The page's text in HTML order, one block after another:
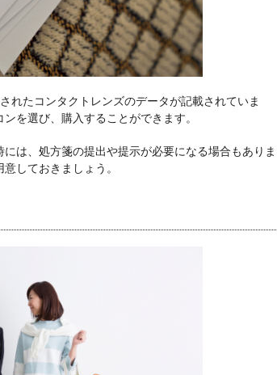
れたコンタクトレンズのデータが記載されていま
を選び、購入することができます。
は、処方箋の提出や提示が必要になる場合もありま
しておきましょう。